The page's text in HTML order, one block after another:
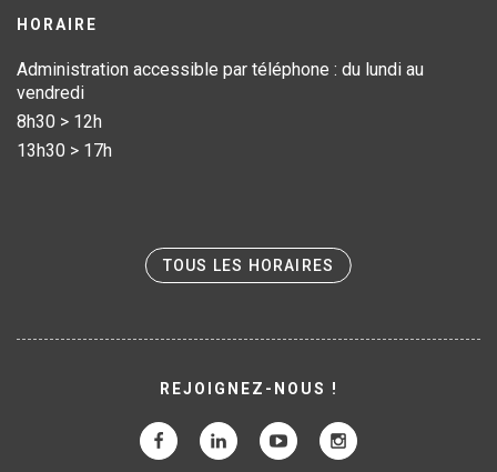
HORAIRE
Administration accessible par téléphone : du lundi au
vendredi
8h30 > 12h
13h30 > 17h
TOUS LES HORAIRES
REJOIGNEZ-NOUS !